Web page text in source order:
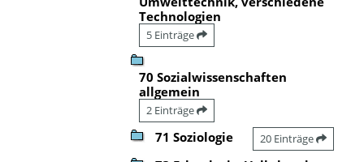
Technologien
5 Einträge
70 Sozialwissenschaften
allgemein
2 Einträge
71 Soziologie 20 Einträge